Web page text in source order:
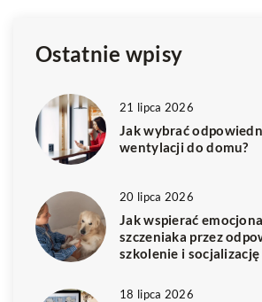
Ostatnie wpisy
21 lipca 2026
Jak wybrać
wentylacji do domu?
20 lipca 2026
Jak wspierać
szczeniaka przez
szkolenie i socjalizację
18 lipca 2026